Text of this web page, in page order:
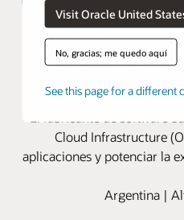
Visit Oracle United
No, gracias; me quedo aquí
See this page for a
Go2Future
experiencias
a los
Cloud Infrastructure
aplicaciones y potenciar la
Argentina |